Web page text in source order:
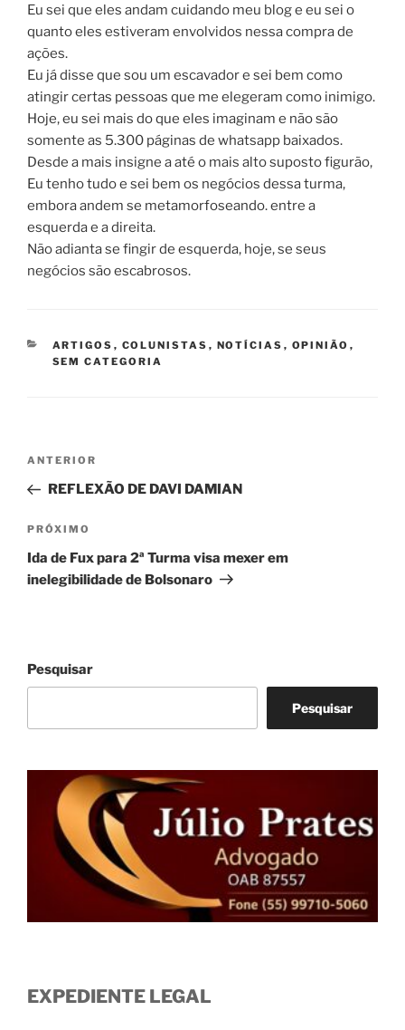
Eu sei que eles andam cuidando meu blog e eu sei o
quanto eles estiveram envolvidos nessa compra de
ações.
Eu já disse que sou um escavador e sei bem como
atingir certas pessoas que me elegeram como inimigo.
Hoje, eu sei mais do que eles imaginam e não são
somente as 5.300 páginas de whatsapp baixados.
Desde a mais insigne a até o mais alto suposto figurão,
Eu tenho tudo e sei bem os negócios dessa turma,
embora andem se metamorfoseando. entre a
esquerda e a direita.
Não adianta se fingir de esquerda, hoje, se seus
negócios são escabrosos.
CATEGORIAS
ARTIGOS , COLUNISTAS , NOTÍCIAS , OPINIÃO ,
SEM CATEGORIA
Navegação
Post
Post
anterior
ANTERIOR
REFLEXÃO DE DAVI DAMIAN
Próximo
post
PRÓXIMO
Ida de Fux para 2ª Turma visa mexer em
inelegibilidade de Bolsonaro
Pesquisar
Pesquisar
EXPEDIENTE LEGAL